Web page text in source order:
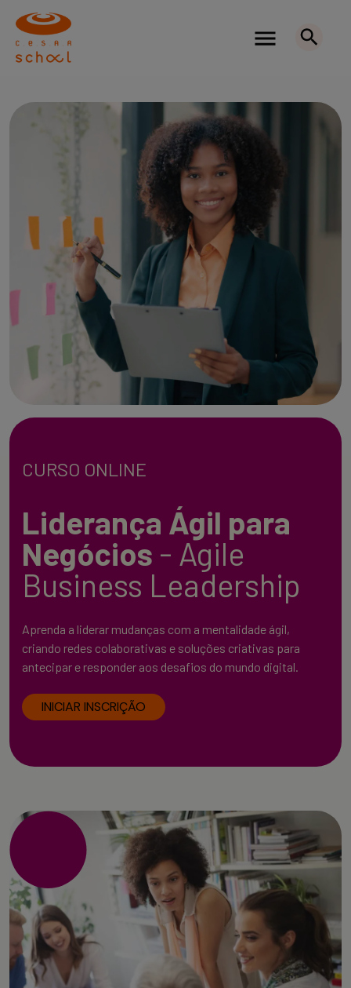
CURSO ONLINE
Liderança Ágil para
Negócios - Agile
Business Leadership
Aprenda a liderar mudanças com a mentalidade ágil,
criando redes colaborativas e soluções criativas para
antecipar e responder aos desafios do mundo digital.
INICIAR INSCRIÇÃO